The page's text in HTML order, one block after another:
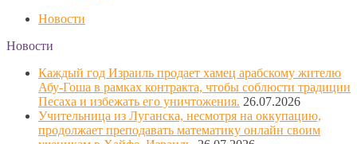
Новости
Новости
Каждый год Израиль продает хамец арабскому жителю
Абу-Гоша в рамках контракта, чтобы соблюсти традиции
Песаха и избежать его уничтожения. 26.07.2026
Учительница из Луганска, несмотря на оккупацию,
продолжает преподавать математику онлайн своим